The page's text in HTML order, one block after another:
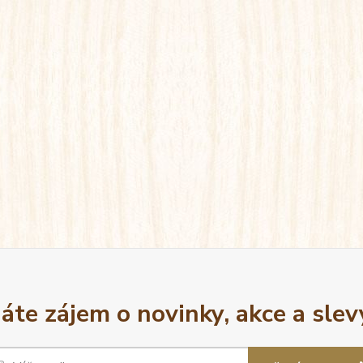
zájem o novinky, akce a